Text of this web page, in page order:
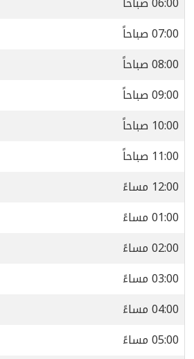
07:00 صباحاً
08:00 صباحاً
09:00 صباحاً
10:00 صباحاً
11:00 صباحاً
12:00 مساءً
01:00 مساءً
02:00 مساءً
03:00 مساءً
04:00 مساءً
05:00 مساءً